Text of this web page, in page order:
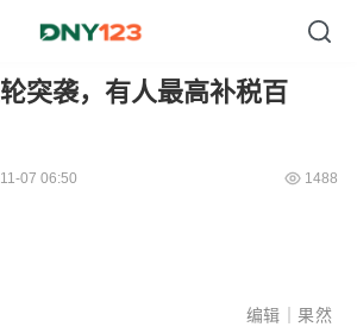
突袭，有人最高补税百
07 06:50 1488
编辑｜果然